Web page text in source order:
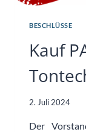
BESCHLÜSSE
Kauf
2. Juli 2024
Der